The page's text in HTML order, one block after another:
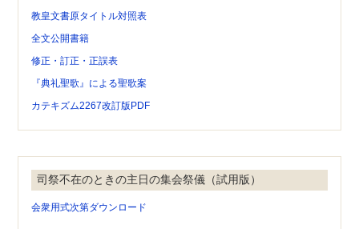
教皇文書原タイトル対照表
全文公開書籍
修正・訂正・正誤表
『典礼聖歌』による聖歌案
カテキズム2267改訂版PDF
司祭不在のときの主日の集会祭儀（試用版）
会衆用式次第ダウンロード